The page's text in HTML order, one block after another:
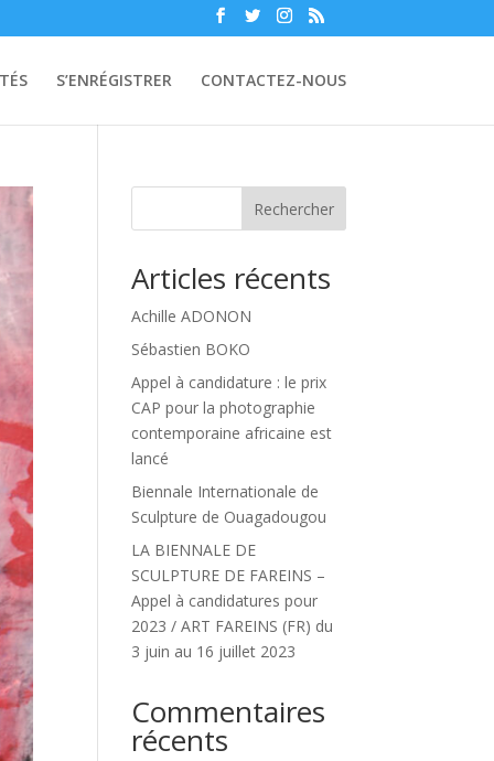
S’ENRÉGISTRER CONTACTEZ-NOUS
Rechercher
Articles récents
Achille ADONON
Sébastien BOKO
Appel à candidature : le prix
CAP pour la photographie
contemporaine africaine est
lancé
Biennale Internationale de
Sculpture de Ouagadougou
LA BIENNALE DE
SCULPTURE DE FAREINS –
Appel à candidatures pour
2023 / ART FAREINS (FR) du
3 juin au 16 juillet 2023
Commentaires
récents